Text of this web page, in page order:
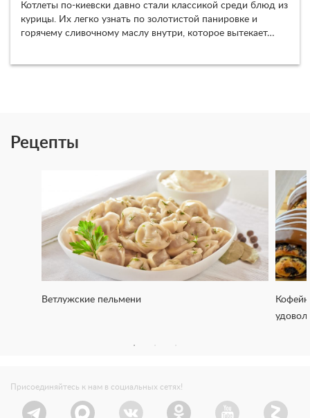
Котлеты по-киевски давно стали классикой среди блюд из
курицы. Их легко узнать по золотистой панировке и
горячему сливочному маслу внутри, которое вытекает…
Рецепты
Ветлужские пельмени
Присоединяйтесь к нам в социальных сетях!